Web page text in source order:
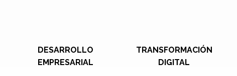
DESARROLLO
EMPRESARIAL
TRANSFORMACIÓN
DIGITAL